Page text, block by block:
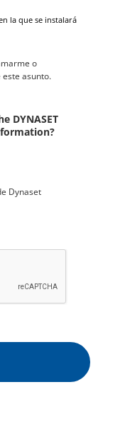
la que se instalará
o
asunto.
DYNASET
Dynaset